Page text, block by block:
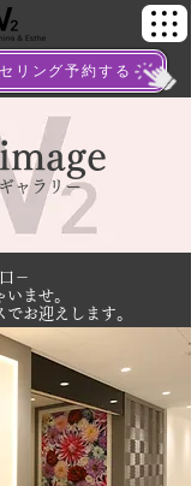
リング予約する
ャラリー
－
ませ。
お迎えします。